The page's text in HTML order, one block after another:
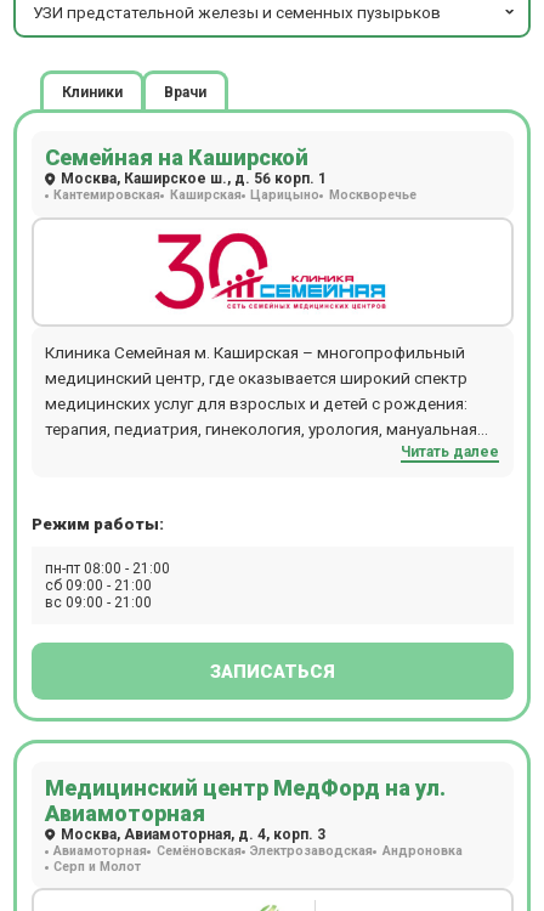
УЗИ предстательной железы и семенных пузырьков
Клиники Врачи
Семейная на Каширской
Москва, Каширское ш., д. 56 корп. 1
Кантемировская Каширская Царицыно Москворечье
Клиника Семейная м. Каширская – многопрофильный
медицинский центр, где оказывается широкий спектр
медицинских услуг для взрослых и детей с рождения:
терапия, педиатрия, гинекология, урология, мануальная
терапия, дерматология, флебология, проктология,
физиотерапия и т.д. В отделении проводятся следующие
ЭКГ, эхокардиография, биопсия, допплерография,
ректороманоскопия, суточное мониторирование
pro, суточное мониторирование ЭКГ (Холтер),
метод, микроскопический метод, микробиологическая
диагностика), проводится вакцинация для взрослых и
детей. Пациентам доступен вызов на дом врача или
младшего медицинского персонала. Детское отделение
представлено следующими специалистами:
Читать далее
Режим работы:
пн-пт 08:00 - 21:00
сб 09:00 - 21:00
вс 09:00 - 21:00
ЗАПИСАТЬСЯ
Медицинский центр МедФорд на ул.
Авиамоторная
Москва, Авиамоторная, д. 4, корп. 3
Авиамоторная Семёновская Электрозаводская Андроновка
Серп и Молот